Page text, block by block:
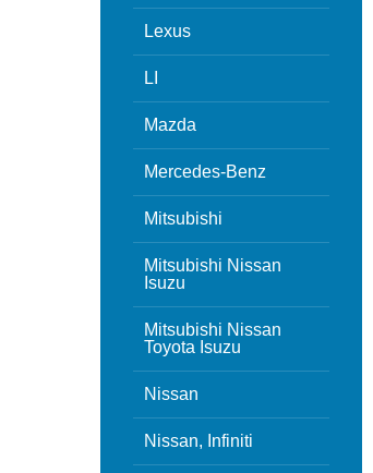
Lexus
LI
Mazda
Mercedes-Benz
Mitsubishi
Mitsubishi Nissan
Isuzu
Mitsubishi Nissan
Toyota Isuzu
Nissan
Nissan, Infiniti